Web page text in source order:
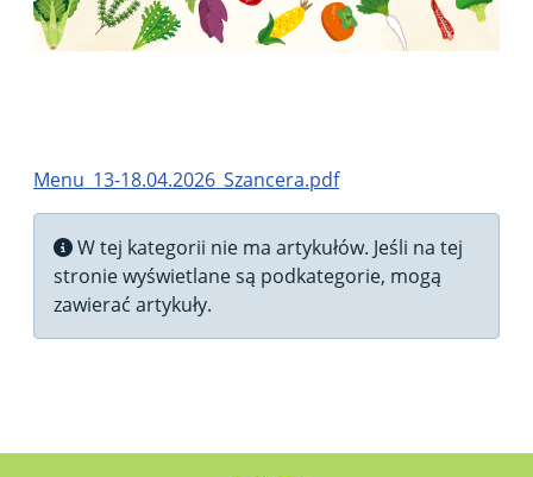
Menu_13-18.04.2026_Szancera.pdf
Informacja
W tej kategorii nie ma artykułów. Jeśli na tej
stronie wyświetlane są podkategorie, mogą
zawierać artykuły.